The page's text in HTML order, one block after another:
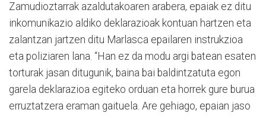
Zamudioztarrak azaldutakoaren arabera, epaiak ez ditu
inkomunikazio aldiko deklarazioak kontuan hartzen eta
zalantzan jartzen ditu Marlasca epailaren instrukzioa
eta poliziaren lana. “Han ez da modu argi batean esaten
torturak jasan ditugunik, baina bai baldintzatuta egon
garela deklarazioa egiteko orduan eta horrek gure burua
erruztatzera eraman gaituela. Are gehiago, epaian jaso